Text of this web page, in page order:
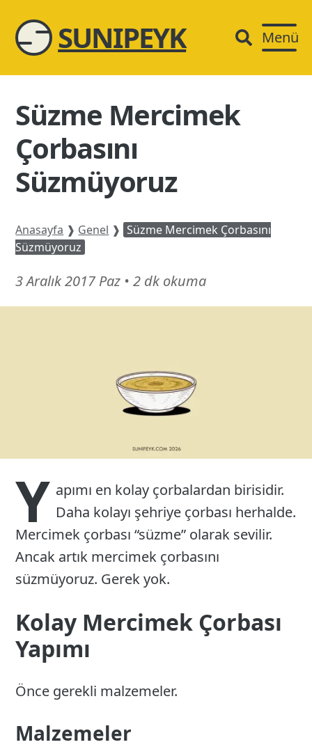
SUNIPEYK Menü
Süzme Mercimek
Çorbasını
Süzmüyoruz
Anasayfa ❱ Genel ❱ Süzme Mercimek Çorbasını
Süzmüyoruz
3 Aralık 2017 Paz 6
Şubat
• 2 dk okuma
Y apımı en kolay çorbalardan birisidir.
Daha kolayı şehriye çorbası herhalde.
Mercimek çorbası “süzme” olarak sevilir.
Ancak artık mercimek çorbasını
süzmüyoruz. Gerek yok.
Kolay Mercimek Çorbası
Yapımı
Önce gerekli malzemeler.
Malzemeler